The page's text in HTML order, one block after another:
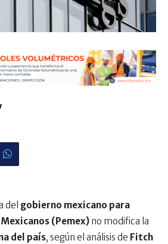
del gobierno mexicano para
(Pemex) no modifica la
del país, según el análisis de Fitch